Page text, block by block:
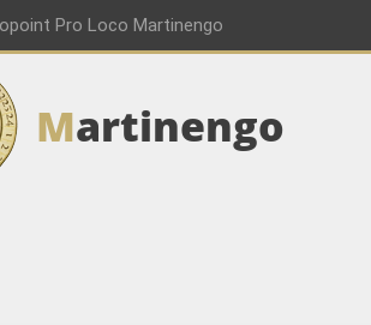
Pro Loco Martinengo
Martinengo